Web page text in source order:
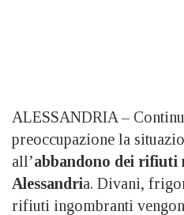
ALESSANDRIA –
preoccupazione la
all’abbandono dei rifiuti
Alessandria. Divani,
rifiuti ingombranti